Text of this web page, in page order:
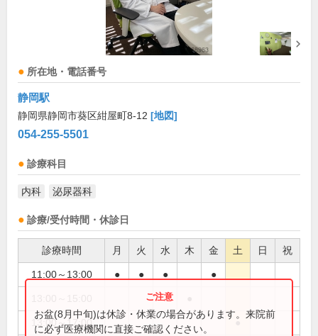
所在地・電話番号
静岡駅
静岡県静岡市葵区紺屋町8-12 [地図]
054-255-5501
診療科目
内科 泌尿器科
診療/受付時間・休診日
診療時間 月 火 水 木 金 土 日 祝
11:00～13:00 ● ● ● ●
13:00～17:00 ●
お盆(8月中旬)は休診・休業の場合があります。来院前
に必ず医療機関に直接ご確認ください。